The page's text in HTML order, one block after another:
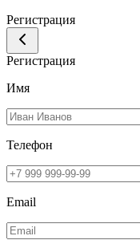
Регистрация
Регистрация
Имя
Телефон
Email